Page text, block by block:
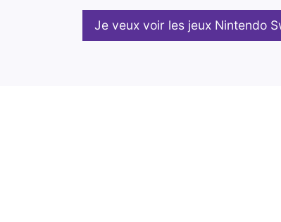
Je veux voir les jeux Nintendo